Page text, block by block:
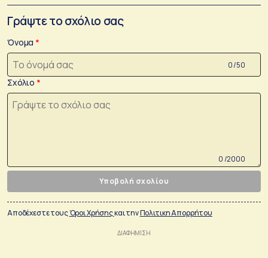
Γράψτε το σχόλιο σας
Όνομα
0 /50
Σχόλιο
0 /2000
Υποβολή σχολίου
Αποδέχεστε τουςΌροι Χρήσηςκαι τηνΠολιτικη Απορρήτου